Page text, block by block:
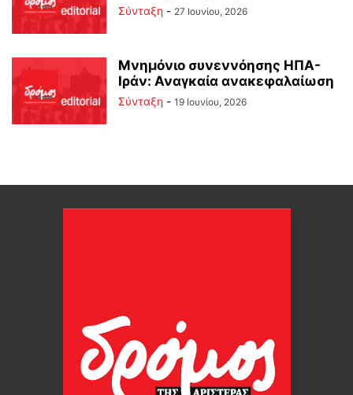
Σύνταξη - 27 Ιουνίου, 2026
Μνημόνιο συνεννόησης ΗΠΑ-
Ιράν: Αναγκαία ανακεφαλαίωση
Σύνταξη - 19 Ιουνίου, 2026